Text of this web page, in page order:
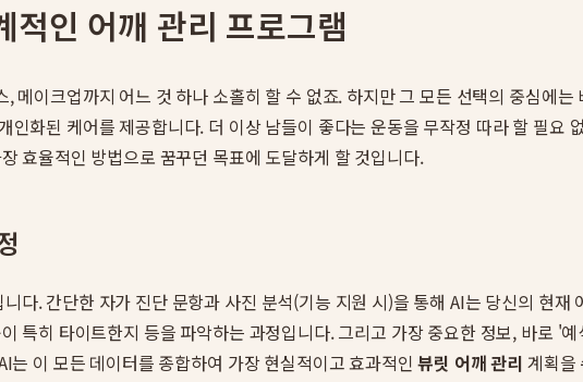
인 어깨 관리 프로그램
메이크업까지 어느 것 하나 소홀히 할 수 없죠. 하지만 그 모든 선택의 중심에
화된 케어를 제공합니다. 더 이상 남들이 좋다는 운동을 무작정 따라 할 필요
효율적인 방법으로 꿈꾸던 목표에 도달하게 할 것입니다.
다. 간단한 자가 진단 문항과 사진 분석(기능 지원 시)을 통해 AI는 당신의 현
특히 타이트한지 등을 파악하는 과정입니다. 그리고 가장 중요한 정보, 바로 '
는 이 모든 데이터를 종합하여 가장 현실적이고 효과적인뷰릿 어깨 관리 계획을